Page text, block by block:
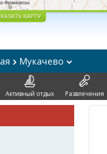
КАРТУ
Мукачево
Активный отдых Развлечения